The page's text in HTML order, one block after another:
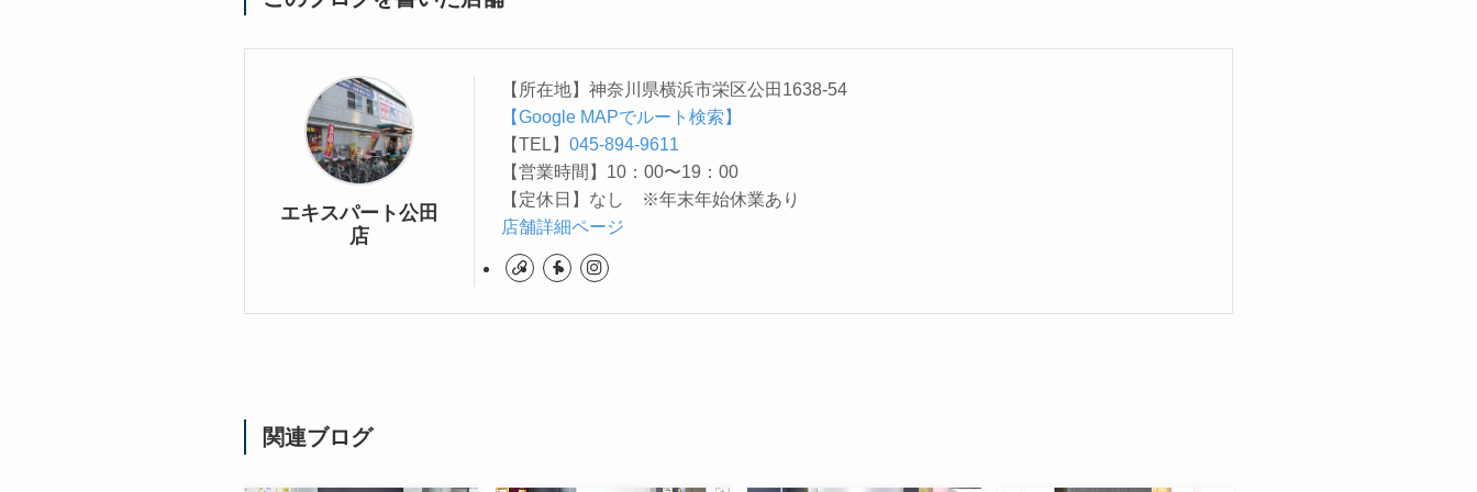
エキスパート公田
店
【所在地】神奈川県横浜市栄区公田1638-54
【Google MAPでルート検索】
【TEL】 045-894-9611
【営業時間】10：00〜19：00
【定休日】なし ※年末年始休業あり
店舗詳細ページ
関連ブログ